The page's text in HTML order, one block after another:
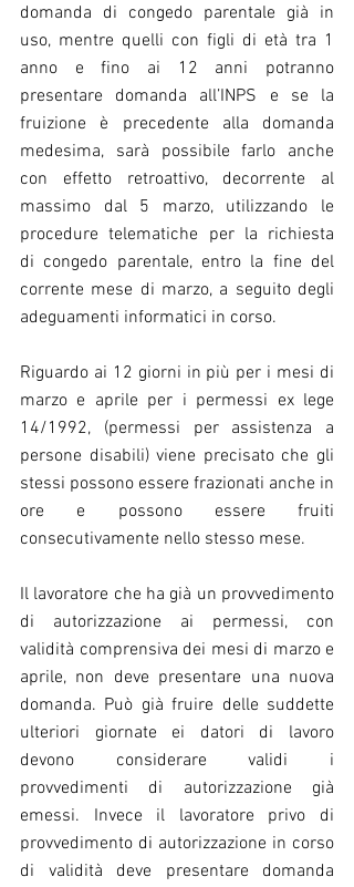
domanda di congedo parentale già in
uso, mentre quelli con figli di età tra 1
anno e fino ai 12 anni potranno
presentare domanda all’INPS e se la
fruizione è precedente alla domanda
medesima, sarà possibile farlo anche
con  effetto  retroattivo,  decorrente  al
massimo  dal  5  marzo,  utilizzando  le
procedure  telematiche  per  la  richiesta
di  congedo  parentale,  entro  la  fine  del
corrente mese di marzo, a seguito degli
adeguamenti informatici in corso.
Riguardo ai 12 giorni in più per i mesi di
marzo e aprile per i permessi ex lege
14/1992, (permessi per assistenza a
persone disabili) viene precisato che gli
stessi possono essere frazionati anche in
ore e possono essere fruiti
consecutivamente nello stesso mese.
Il lavoratore che ha già un provvedimento
di autorizzazione ai permessi, con
validità comprensiva dei mesi di marzo e
aprile, non deve presentare una nuova
domanda. Può già fruire delle suddette
ulteriori giornate ei datori di lavoro
devono considerare validi i
provvedimenti di autorizzazione già
emessi. Invece il lavoratore privo di
provvedimento di autorizzazione in corso
di validità deve presentare domanda